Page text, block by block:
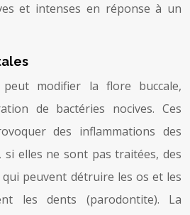
et intenses en réponse à un
modifier la flore buccale,
de bactéries nocives. Ces
des inflammations des
si elles ne sont pas traitées, des
peuvent détruire les os et les
les dents (parodontite). La